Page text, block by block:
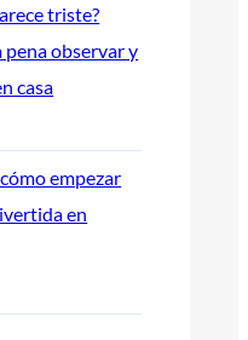
triste?
pena observar y
casa
empezar
en